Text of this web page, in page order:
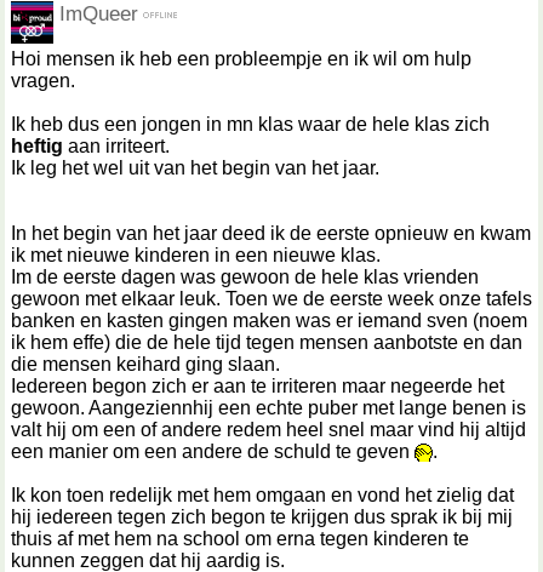
ImQueer
Hoi mensen ik heb een probleempje en ik wil om hulp
vragen.
Ik heb dus een jongen in mn klas waar de hele klas zich
heftig aan irriteert.
Ik leg het wel uit van het begin van het jaar.
In het begin van het jaar deed ik de eerste opnieuw en kwam
ik met nieuwe kinderen in een nieuwe klas.
Im de eerste dagen was gewoon de hele klas vrienden
gewoon met elkaar leuk. Toen we de eerste week onze tafels
banken en kasten gingen maken was er iemand sven (noem
ik hem effe) die de hele tijd tegen mensen aanbotste en dan
die mensen keihard ging slaan.
Iedereen begon zich er aan te irriteren maar negeerde het
gewoon. Aangeziennhij een echte puber met lange benen is
valt hij om een of andere redem heel snel maar vind hij altijd
een manier om een andere de schuld te geven
.
Ik kon toen redelijk met hem omgaan en vond het zielig dat
hij iedereen tegen zich begon te krijgen dus sprak ik bij mij
thuis af met hem na school om erna tegen kinderen te
kunnen zeggen dat hij aardig is.